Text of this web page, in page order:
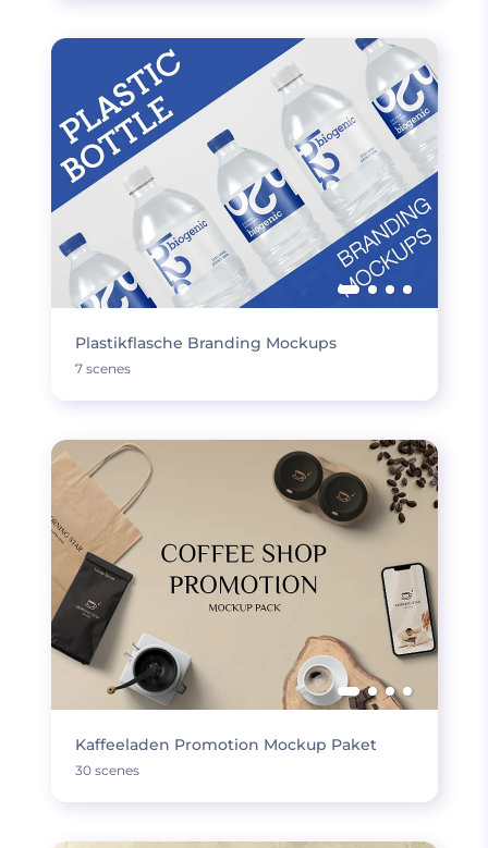
Plastikflasche Branding Mockups
7 scenes
Kaffeeladen Promotion Mockup Paket
30 scenes